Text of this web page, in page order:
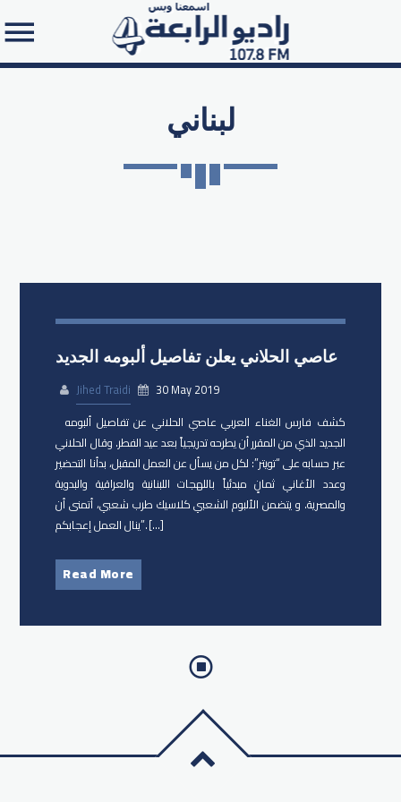
لبناني
عاصي الحلاني يعلن تفاصيل ألبومه الجديد
Jihed Traidi
30 May 2019
كشف فارس الغناء العربي عاصي الحلاني عن تفاصيل ألبومه
الجديد الذي من المقرر أن يطرحه تدريجياً بعد عيد الفطر. وقال الحلاني
عبر حسابه على “تويتر”: لكل من يسأل عن العمل المقبل، بدأنا التحضير
وعدد الأغاني ثمانٍ مبدئياً باللهجات اللبنانية والعراقية والبدوية
والمصرية. و يتضمن الألبوم الشعبي كلاسيك طرب شعبي، أتمنى أن
ينال العمل إعجابكم”. […]
Read More